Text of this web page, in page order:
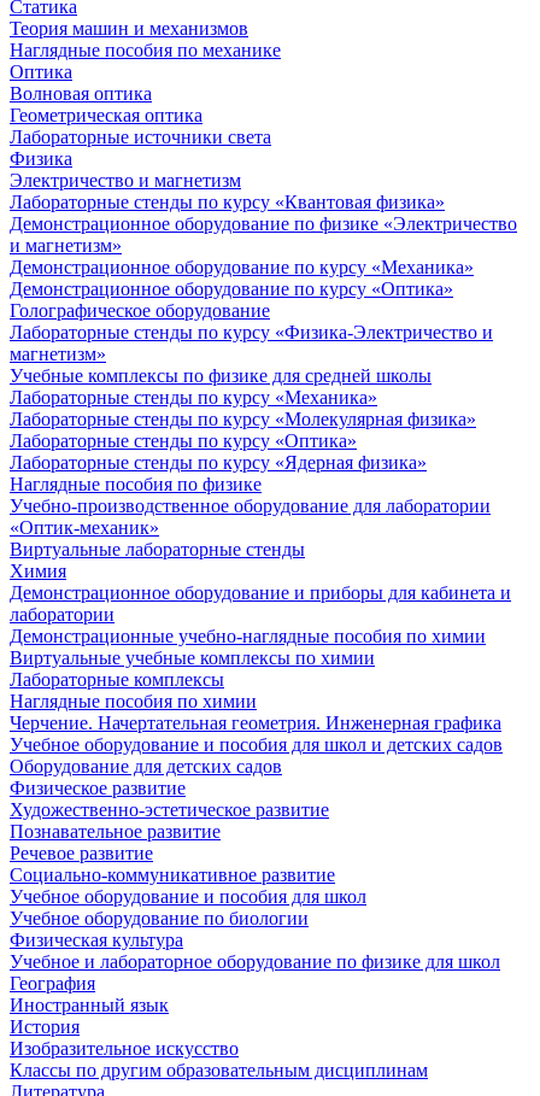
Статика
Теория машин и механизмов
Наглядные пособия по механике
Оптика
Волновая оптика
Геометрическая оптика
Лабораторные источники света
Физика
Электричество и магнетизм
Лабораторные стенды по курсу «Квантовая физика»
Демонстрационное оборудование по физике «Электричество
и магнетизм»
Демонстрационное оборудование по курсу «Механика»
Демонстрационное оборудование по курсу «Оптика»
Голографическое оборудование
Лабораторные стенды по курсу «Физика-Электричество и
магнетизм»
Учебные комплексы по физике для средней школы
Лабораторные стенды по курсу «Механика»
Лабораторные стенды по курсу «Молекулярная физика»
Лабораторные стенды по курсу «Оптика»
Лабораторные стенды по курсу «Ядерная физика»
Наглядные пособия по физике
Учебно-производственное оборудование для лаборатории
«Оптик-механик»
Виртуальные лабораторные стенды
Химия
Демонстрационное оборудование и приборы для кабинета и
лаборатории
Демонстрационные учебно-наглядные пособия по химии
Виртуальные учебные комплексы по химии
Лабораторные комплексы
Наглядные пособия по химии
Черчение. Начертательная геометрия. Инженерная графика
Учебное оборудование и пособия для школ и детских садов
Оборудование для детских садов
Физическое развитие
Художественно-эстетическое развитие
Познавательное развитие
Речевое развитие
Социально-коммуникативное развитие
Учебное оборудование и пособия для школ
Учебное оборудование по биологии
Физическая культура
Учебное и лабораторное оборудование по физике для школ
География
Иностранный язык
История
Изобразительное искусство
Классы по другим образовательным дисциплинам
Литература